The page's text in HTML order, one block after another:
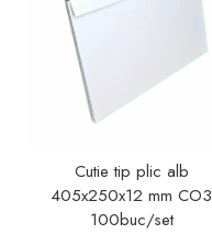
Cutie tip plic alb
405x250x12 mm CO3
100buc/set